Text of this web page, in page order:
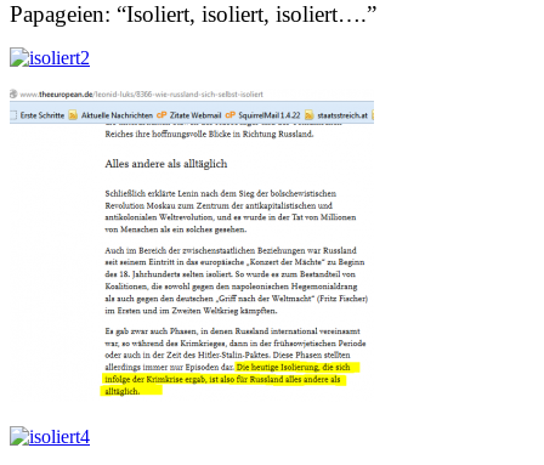
Papageien: “Isoliert, isoliert, isoliert….”